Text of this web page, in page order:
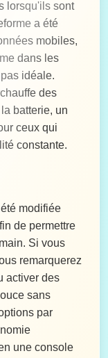
lorsqu'ils sont
a été
mobiles,
dans les
idéale.
des
batterie, un
ceux qui
constante.
modifiée
de permettre
Si vous
remarquerez
activer des
sans
par
une console